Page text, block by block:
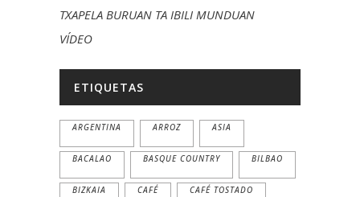
TXAPELA BURUAN TA IBILI MUNDUAN
VÍDEO
ETIQUETAS
ARGENTINA ARROZ ASIA
BACALAO BASQUE COUNTRY BILBAO
BIZKAIA CAFÉ CAFÉ TOSTADO